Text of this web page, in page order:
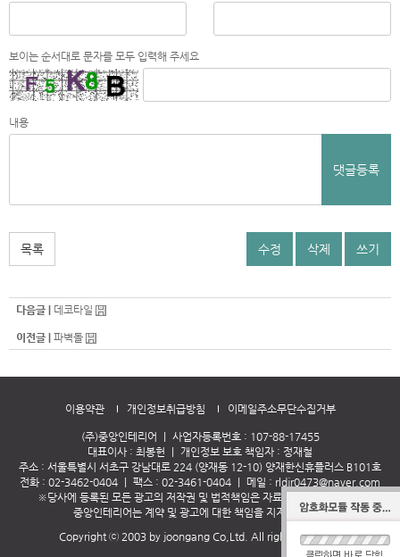
보이는 순서대로 문자를 모두 입력해 주세요
내용
댓글등록
목록 수정 삭제 쓰기
다음글 | 데코타일
이전글 | 파벽돌
이용약관 개인정보취급방침 이메일주소무단수집거부
(주)중앙인테리어
사업자등록번호 : 107-88-17455
대표이사 : 최봉헌
개인정보 보호 책임자 : 정재철
주소 : 서울특별시 서초구 강남대로 224 (양재동 12-10) 양재한신휴플러스 B101호
전화 : 02-3462-0404 팩스 : 02-3461-0404 메일 : rldjr0473@naver.com
※당사에 등록된 모든 광고의 저작권 및 법적책임은 자료제공자에 있으므로
중앙인테리어는 계약 및 광고에 대한 책임을 지지 않습니다
Copyright ⓒ 2003 by joongang Co,Ltd. All rights reserved.